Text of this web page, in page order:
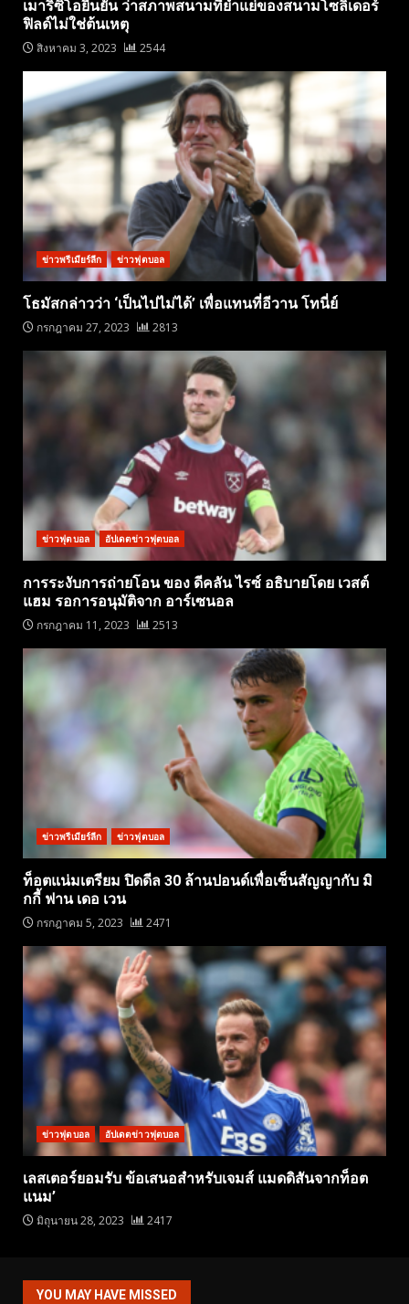
เมาริซิโอยืนยัน ว่าสภาพสนามที่ย่ำแย่ของสนามโซลิเดอร์
ฟิลด์ไม่ใช่ต้นเหตุ
สิงหาคม 3, 2023 2544
ข่าวพรีเมียร์ลีก ข่าวฟุตบอล
โธมัสกล่าวว่า ‘เป็นไปไม่ได้’ เพื่อแทนที่อีวาน โทนี่ย์
กรกฎาคม 27, 2023 2813
ข่าวฟุตบอล อัปเดตข่าวฟุตบอล
การระงับการถ่ายโอน ของ ดีคลัน ไรซ์ อธิบายโดย เวสต์
แฮม รอการอนุมัติจาก อาร์เซนอล
กรกฎาคม 11, 2023 2513
ข่าวพรีเมียร์ลีก ข่าวฟุตบอล
ท็อตแน่มเตรียม ปิดดีล 30 ล้านปอนด์เพื่อเซ็นสัญญากับ มิ
กกี้ ฟาน เดอ เวน
กรกฎาคม 5, 2023 2471
ข่าวฟุตบอล อัปเดตข่าวฟุตบอล
เลสเตอร์ยอมรับ ข้อเสนอสำหรับเจมส์ แมดดิสันจากท็อต
แนม’
มิถุนายน 28, 2023 2417
YOU MAY HAVE MISSED